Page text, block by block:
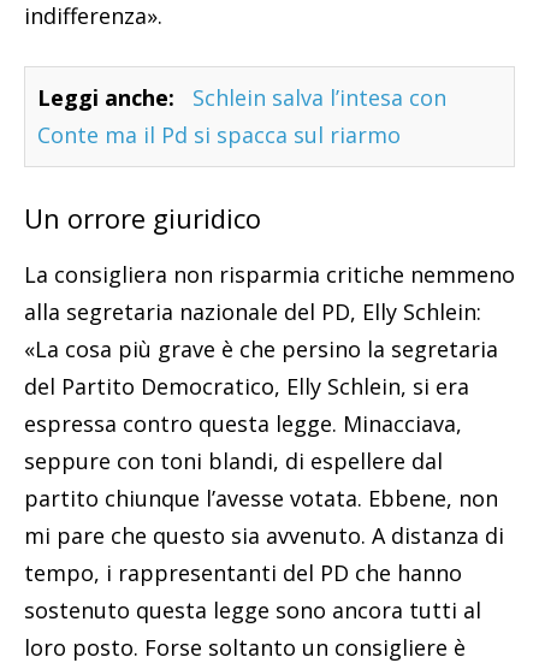
indifferenza».
Leggi anche:
Schlein salva l’intesa con
Conte ma il Pd si spacca sul riarmo
Un orrore giuridico
La consigliera non risparmia critiche nemmeno
alla segretaria nazionale del PD, Elly Schlein:
«La cosa più grave è che persino la segretaria
del Partito Democratico, Elly Schlein, si era
espressa contro questa legge. Minacciava,
seppure con toni blandi, di espellere dal
partito chiunque l’avesse votata. Ebbene, non
mi pare che questo sia avvenuto. A distanza di
tempo, i rappresentanti del PD che hanno
sostenuto questa legge sono ancora tutti al
loro posto. Forse soltanto un consigliere è